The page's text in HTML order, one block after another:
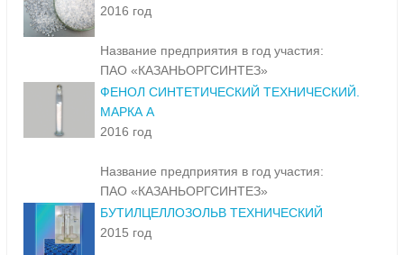
2016 год
Название предприятия в год участия:
ПАО «КАЗАНЬОРГСИНТЕЗ»
ФЕНОЛ СИНТЕТИЧЕСКИЙ ТЕХНИЧЕСКИЙ.
МАРКА А
2016 год
Название предприятия в год участия:
ПАО «КАЗАНЬОРГСИНТЕЗ»
БУТИЛЦЕЛЛОЗОЛЬВ ТЕХНИЧЕСКИЙ
2015 год